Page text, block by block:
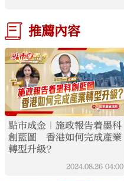
推薦內容
點市成金｜施政報告着墨科
創藍圖 香港如何完成產業
轉型升級？
2024.08.26 04:00